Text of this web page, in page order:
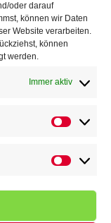
oder darauf
können wir Daten
Website verarbeiten.
können
werden.
Immer aktiv